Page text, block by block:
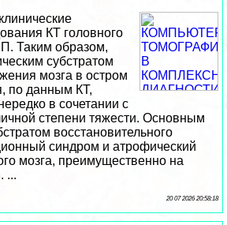
КТ головного
Таким образом,
субстратом
мозга в остром
по данным КТ,
в сочетании с
степени тяжести. Основным
восстановительного
синдром и атрофический
мозга, преимущественно на
...
20 07 2026 20:58:18